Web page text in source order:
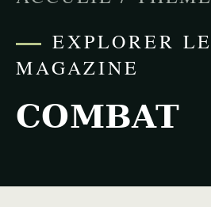
EXPLORER LE
MAGAZINE
COMBAT